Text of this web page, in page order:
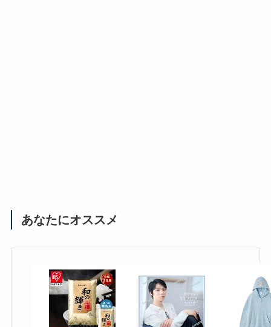
あなたにオススメ